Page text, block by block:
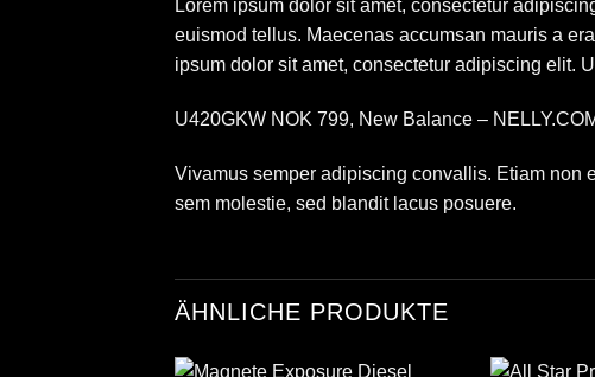
Lorem ipsum dolor sit amet, consectetur
euismod tellus. Maecenas accumsan mauris a
ipsum dolor sit amet, consectetur adipiscing elit.
U420GKW NOK 799, New Balance –
Vivamus semper adipiscing convallis. Etiam non
sem molestie, sed blandit lacus posuere.
ÄHNLICHE PRODUKTE